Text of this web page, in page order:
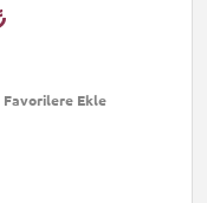
Favorilere Ekle